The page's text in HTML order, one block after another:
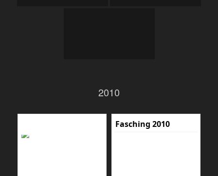
2010
Fasching 2010